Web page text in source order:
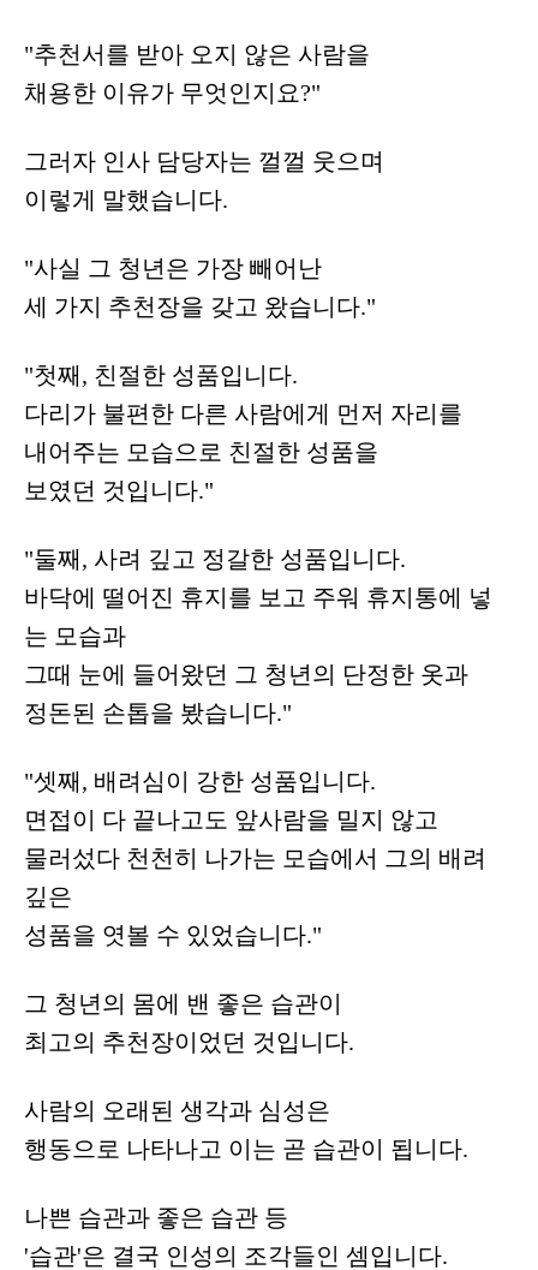
"추천서를 받아 오지 않은 사람을
채용한 이유가 무엇인지요?"
그러자 인사 담당자는 껄껄 웃으며
이렇게 말했습니다.
"사실 그 청년은 가장 빼어난
세 가지 추천장을 갖고 왔습니다."
"첫째, 친절한 성품입니다.
다리가 불편한 다른 사람에게 먼저 자리를
내어주는 모습으로 친절한 성품을
보였던 것입니다."
"둘째, 사려 깊고 정갈한 성품입니다.
바닥에 떨어진 휴지를 보고 주워 휴지통에 넣
는 모습과
그때 눈에 들어왔던 그 청년의 단정한 옷과
정돈된 손톱을 봤습니다."
"셋째, 배려심이 강한 성품입니다.
면접이 다 끝나고도 앞사람을 밀지 않고
물러섰다 천천히 나가는 모습에서 그의 배려
깊은
성품을 엿볼 수 있었습니다."
그 청년의 몸에 밴 좋은 습관이
최고의 추천장이었던 것입니다.
사람의 오래된 생각과 심성은
행동으로 나타나고 이는 곧 습관이 됩니다.
나쁜 습관과 좋은 습관 등
'습관'은 결국 인성의 조각들인 셈입니다.